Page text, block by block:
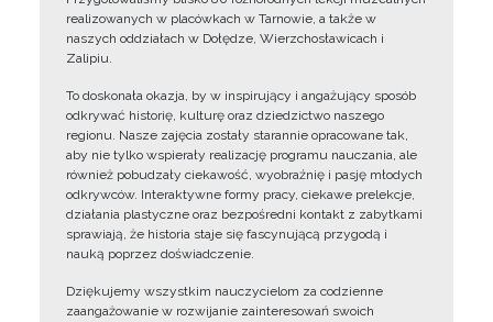
realizowanych w placówkach w Tarnowie, a także w
naszych oddziałach w Dołędze, Wierzchosławicach i
Zalipiu.
To doskonała okazja, by w inspirujący i angażujący sposób
odkrywać historię, kulturę oraz dziedzictwo naszego
regionu. Nasze zajęcia zostały starannie opracowane tak,
aby nie tylko wspierały realizację programu nauczania, ale
również pobudzały ciekawość, wyobraźnię i pasję młodych
odkrywców. Interaktywne formy pracy, ciekawe prelekcje,
działania plastyczne oraz bezpośredni kontakt z zabytkami
sprawiają, że historia staje się fascynującą przygodą i
nauką poprzez doświadczenie.
Dziękujemy wszystkim nauczycielom za codzienne
zaangażowanie w rozwijanie zainteresowań swoich